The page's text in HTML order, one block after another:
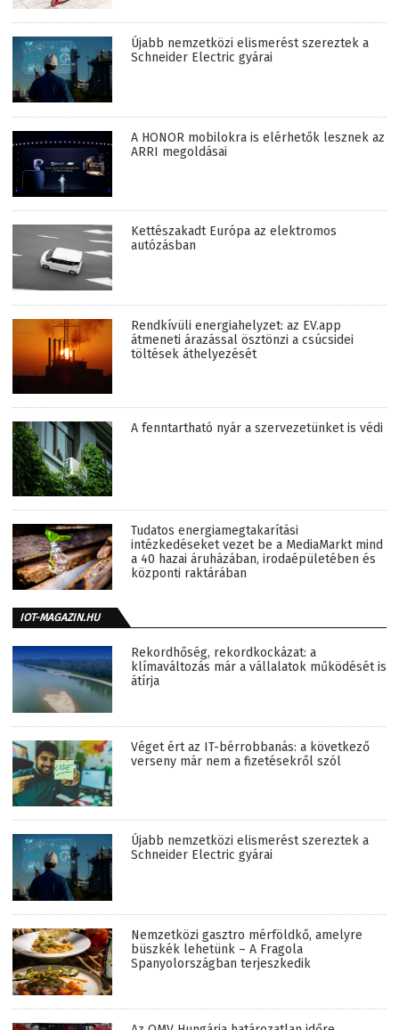
Újabb nemzetközi elismerést szereztek a
Schneider Electric gyárai
A HONOR mobilokra is elérhetők lesznek az
ARRI megoldásai
Kettészakadt Európa az elektromos
autózásban
Rendkívüli energiahelyzet: az EV.app
átmeneti árazással ösztönzi a csúcsidei
töltések áthelyezését
A fenntartható nyár a szervezetünket is védi
Tudatos energiamegtakarítási
intézkedéseket vezet be a MediaMarkt mind
a 40 hazai áruházában, irodaépületében és
központi raktárában
IOT-MAGAZIN.HU
Rekordhőség, rekordkockázat: a
klímaváltozás már a vállalatok működését is
átírja
Véget ért az IT-bérrobbanás: a következő
verseny már nem a fizetésekről szól
Újabb nemzetközi elismerést szereztek a
Schneider Electric gyárai
Nemzetközi gasztro mérföldkő, amelyre
büszkék lehetünk – A Fragola
Spanyolországban terjeszkedik